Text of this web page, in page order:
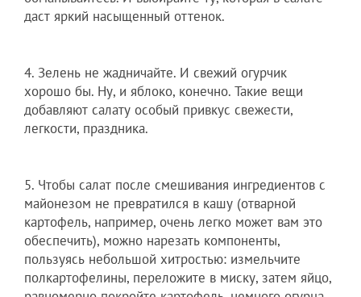
даст яркий насыщенный оттенок.
4. Зелень не жадничайте. И свежий огурчик
хорошо бы. Ну, и яблоко, конечно. Такие вещи
добавляют салату особый привкус свежести,
легкости, праздника.
5. Чтобы салат после смешивания ингредиентов с
майонезом не превратился в кашу (отварной
картофель, например, очень легко может вам это
обеспечить), можно нарезать компоненты,
пользуясь небольшой хитростью: измельчите
полкартофелины, переложите в миску, затем яйцо,